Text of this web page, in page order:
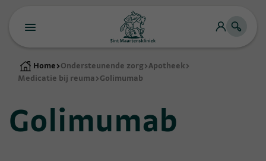
Home >Ondersteunende zorg >Apotheek >
Medicatie bij reuma > Golimumab
Golimumab